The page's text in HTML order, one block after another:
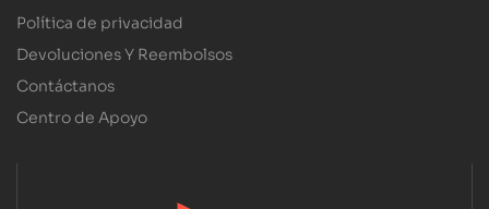
Política de privacidad
Devoluciones Y Reembolsos
Contáctanos
Centro de Apoyo